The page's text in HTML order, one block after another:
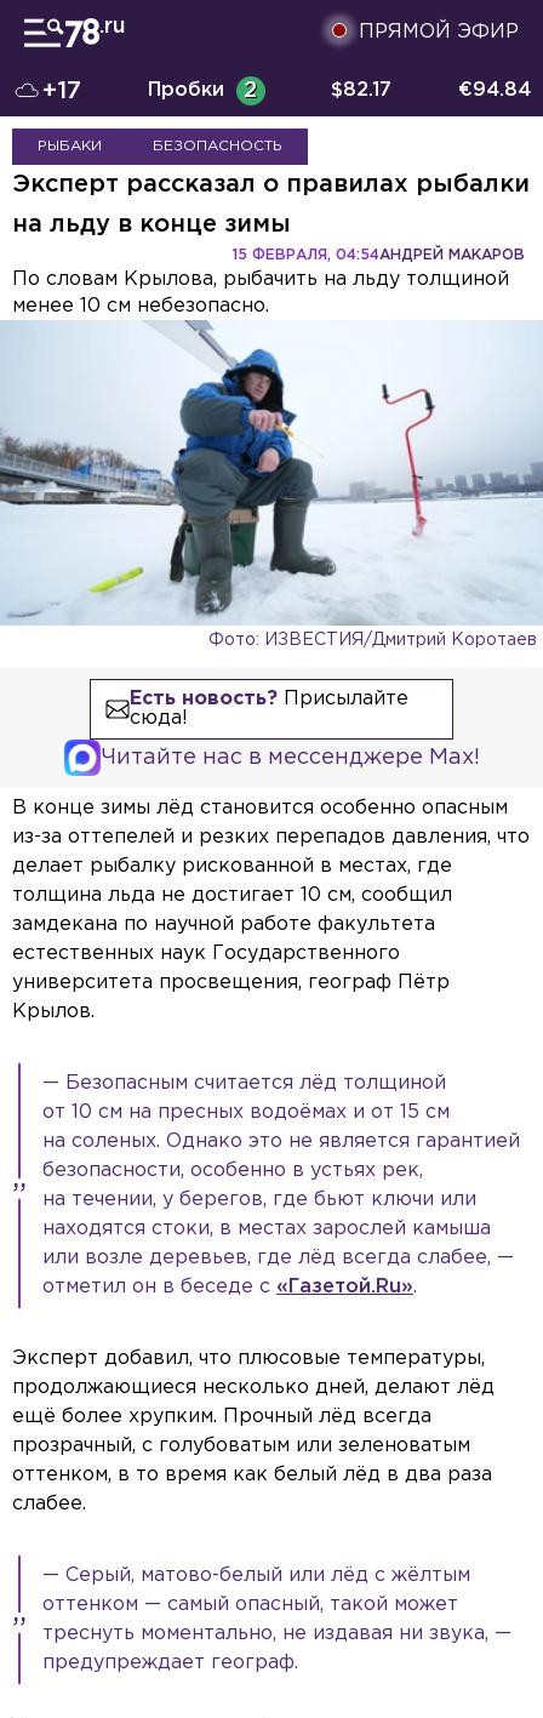
ПРЯМОЙ ЭФИР
+17 Пробки 2 $82.17 €94.84
РЫБАКИ БЕЗОПАСНОСТЬ
Эксперт рассказал о правилах рыбалки
на льду в конце зимы
АНДРЕЙ МАКАРОВ
15 ФЕВРАЛЯ, 04:54
По словам Крылова, рыбачить на льду толщиной
менее 10 см небезопасно.
Фото: ИЗВЕСТИЯ/Дмитрий Коротаев
Есть новость?Присылайте
сюда!
Читайте нас в мессенджере Max!
В конце зимы лёд становится особенно опасным
из-за оттепелей и резких перепадов давления, что
делает рыбалку рискованной в местах, где
толщина льда не достигает 10 см, сообщил
замдекана по научной работе факультета
естественных наук Государственного
университета просвещения, географ Пётр
Крылов.
— Безопасным считается лёд толщиной
от 10 см на пресных водоёмах и от 15 см
на соленых. Однако это не является гарантией
безопасности, особенно в устьях рек,
на течении, у берегов, где бьют ключи или
находятся стоки, в местах зарослей камыша
или возле деревьев, где лёд всегда слабее, —
отметил он в беседе с «Газетой.Ru».
Эксперт добавил, что плюсовые температуры,
продолжающиеся несколько дней, делают лёд
ещё более хрупким. Прочный лёд всегда
прозрачный, с голубоватым или зеленоватым
оттенком, в то время как белый лёд в два раза
слабее.
— Серый, матово-белый или лёд с жёлтым
оттенком — самый опасный, такой может
треснуть моментально, не издавая ни звука, —
предупреждает географ.